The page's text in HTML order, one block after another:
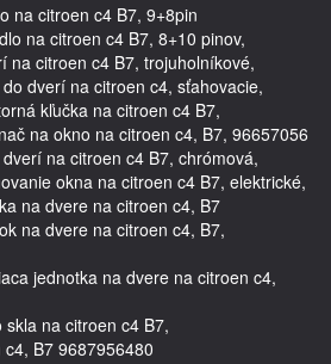
na citroen c4 B7, 9+8pin
na citroen c4 B7, 8+10 pinov,
na citroen c4 B7, trojuholníkové,
dverí na citroen c4, sťahovacie,
kľučka na citroen c4 B7,
na okno na citroen c4, B7, 96657056
na citroen c4 B7, chrómová,
okna na citroen c4 B7, elektrické,
na dvere na citroen c4, B7
na dvere na citroen c4, B7,
jednotka na dvere na citroen c4,
skla na citroen c4 B7,
B7 9687956480